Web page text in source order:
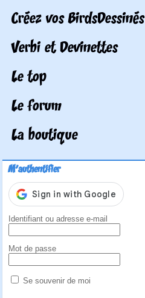
Créez vos BirdsDessinés
Verbi et Devinettes
Le top
Le forum
La boutique
M'authentifier
Identifiant ou adresse e-mail
Mot de passe
Se souvenir de moi